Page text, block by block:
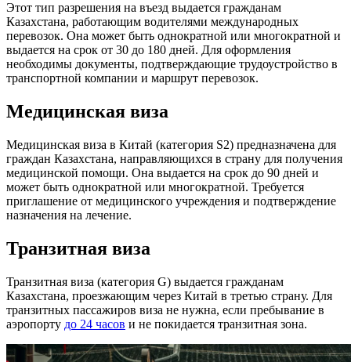
Этот тип разрешения на въезд выдается гражданам
Казахстана, работающим водителями международных
перевозок. Она может быть однократной или многократной и
выдается на срок от 30 до 180 дней. Для оформления
необходимы документы, подтверждающие трудоустройство в
транспортной компании и маршрут перевозок.
Медицинская виза
Медицинская виза в Китай (категория S2) предназначена для
граждан Казахстана, направляющихся в страну для получения
медицинской помощи. Она выдается на срок до 90 дней и
может быть однократной или многократной. Требуется
приглашение от медицинского учреждения и подтверждение
назначения на лечение.
Транзитная виза
Транзитная виза (категория G) выдается гражданам
Казахстана, проезжающим через Китай в третью страну. Для
транзитных пассажиров виза не нужна, если пребывание в
аэропорту до 24 часов и не покидается транзитная зона.